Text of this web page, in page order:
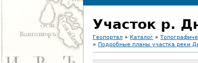
Участок р.
В
Геопортал » Каталог »
» Подробные планы участка реки